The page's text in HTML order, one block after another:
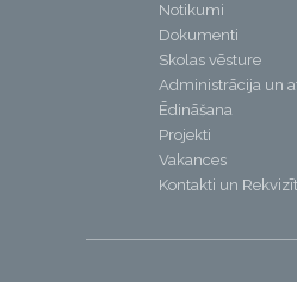
Notikumi
Dokumenti
Skolas vēsture
Administrācija un
Ēdināšana
Projekti
Vakances
Kontakti un